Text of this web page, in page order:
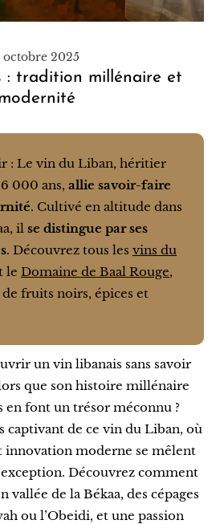
octobre 2025
: tradition millénaire et
: Le vin du Liban, héritier
000 ans, allie savoir-faire
. Cultivé en altitude dans
il se distingue par ses
. Découvrez tous les vins du
le Domaine de Baal Rouge,
fruits noirs, épices et
un vin libanais sans savoir
que son histoire millénaire
en font un trésor méconnu ?
captivant de ce vin du Liban, où
innovation moderne se mêlent
Découvrez comment
vallée de la Békaa, des cépages
ou l’Obeidi, et une passion